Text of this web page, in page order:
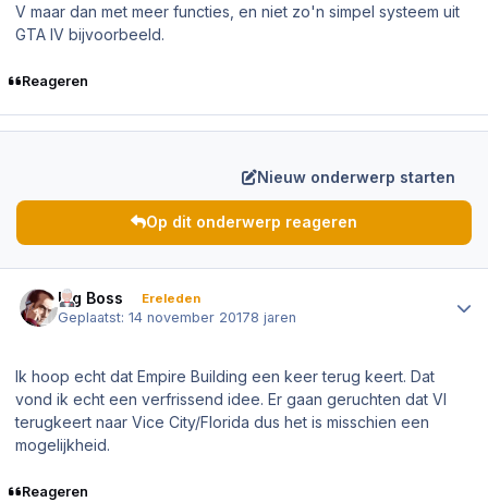
V maar dan met meer functies, en niet zo'n simpel systeem uit
GTA IV bijvoorbeeld.
Reageren
Nieuw onderwerp starten
Op dit onderwerp reageren
Big Boss Ereleden
Geplaatst:14 november 20178 jaren
Ik hoop echt dat Empire Building een keer terug keert. Dat
vond ik echt een verfrissend idee. Er gaan geruchten dat VI
terugkeert naar Vice City/Florida dus het is misschien een
mogelijkheid.
Reageren